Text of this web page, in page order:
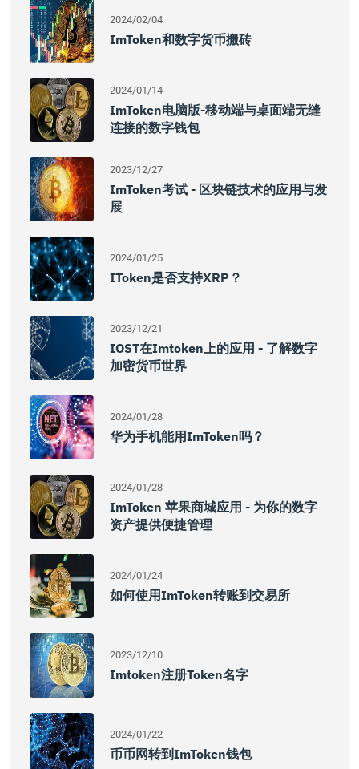
2024/02/04
ImToken和数字货币搬砖
2024/01/14
ImToken电脑版-移动端与桌面端无缝
连接的数字钱包
2023/12/27
ImToken考试 - 区块链技术的应用与发
展
2024/01/25
IToken是否支持XRP？
2023/12/21
IOST在imtoken上的应用 - 了解数字
加密货币世界
2024/01/28
华为手机能用imToken吗？
2024/01/28
ImToken 苹果商城应用 - 为你的数字
资产提供便捷管理
2024/01/24
如何使用imToken转账到交易所
2023/12/10
Imtoken注册token名字
2024/01/22
币币网转到imToken钱包